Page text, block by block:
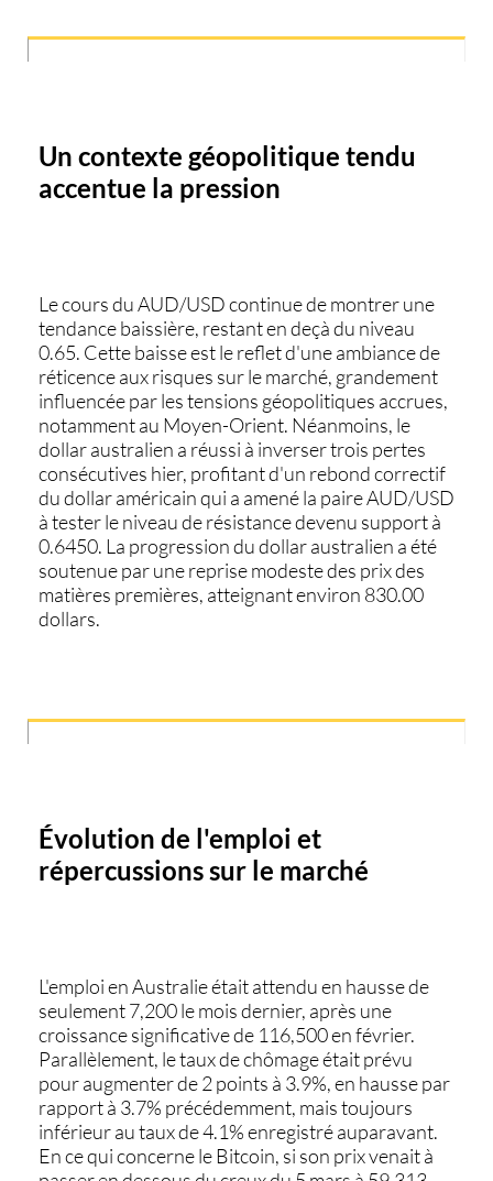
Un contexte géopolitique tendu
accentue la pression
Le cours duAUD/USDcontinue de montrer une
tendance baissière, restant en deçà du niveau
0.65. Cette baisse est le reflet d'une ambiance de
réticence aux risques sur le marché, grandement
influencée par les tensions géopolitiques accrues,
notamment au Moyen-Orient. Néanmoins, le
dollar australien a réussi à inverser trois pertes
consécutives hier, profitant d'un rebond correctif
du dollar américain qui a amené la paire AUD/USD
à tester le niveau de résistance devenu support à
0.6450. La progression du dollar australien a été
soutenue par une reprise modeste des prix des
matières premières, atteignant environ 830.00
dollars.
Évolution de l'emploi et
répercussions sur le marché
L'emploi en Australie était attendu en hausse de
seulement 7,200 le mois dernier, après une
croissance significative de 116,500 en février.
Parallèlement, le taux de chômage était prévu
pour augmenter de 2 points à 3.9%, en hausse par
rapport à 3.7% précédemment, mais toujours
inférieur au taux de 4.1% enregistré auparavant.
En ce qui concerne leBitcoin, si son prix venait à